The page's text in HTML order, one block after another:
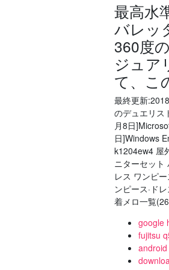
最高水
バレッ
360度
ジュア
て、こ
最終更新
のデュエリス
月8日
日]Windows
k1204ew4 屋
ニターセット
レス ワンピ
ンピース·ド
着メロ一覧
google
fujitsu